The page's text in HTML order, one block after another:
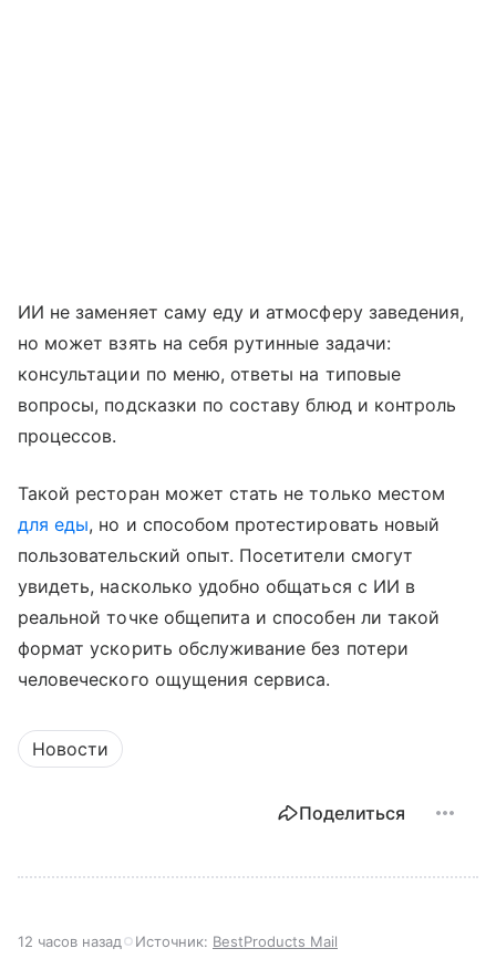
ИИ не заменяет саму еду и атмосферу заведения,
но может взять на себя рутинные задачи:
консультации по меню, ответы на типовые
вопросы, подсказки по составу блюд и контроль
процессов.
Такой ресторан может стать не только местом
для еды, но и способом протестировать новый
пользовательский опыт. Посетители смогут
увидеть, насколько удобно общаться с ИИ в
реальной точке общепита и способен ли такой
формат ускорить обслуживание без потери
человеческого ощущения сервиса.
Новости
Поделиться
12 часов назад Источник: BestProducts Mail